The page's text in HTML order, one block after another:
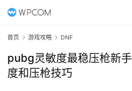
首页 游戏攻略 DNF
pubg灵敏度最稳压枪新
度和压枪技巧